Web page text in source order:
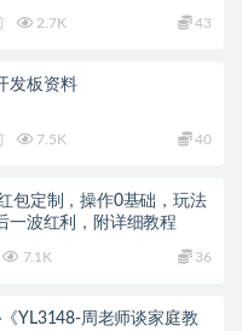
2.7K 43
发板资料
7.5K 40
包定制，操作0基础，玩法
一波红利，附详细教程
7.1K 36
《YL3148-周老师谈家庭教
看下载地址。部分手机
载地址！需联系客服
得在链接下方提交工